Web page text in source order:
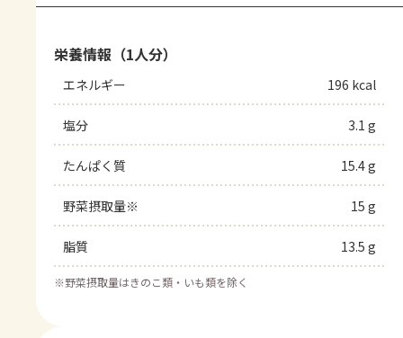
栄養情報（1人分）
エネルギー 196 kcal
塩分 3.1 g
たんぱく質 15.4 g
野菜摂取量※ 15 g
脂質 13.5 g
※野菜摂取量はきのこ類・いも類を除く